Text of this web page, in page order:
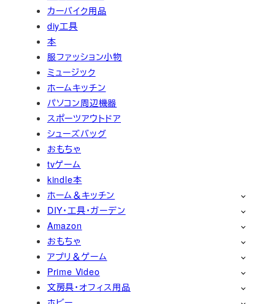
カーバイク用品
diy工具
本
服ファッション小物
ミュージック
ホームキッチン
パソコン周辺機器
スポーツアウトドア
シューズバッグ
おもちゃ
tvゲーム
kindle本
ホーム＆キッチン
DIY・工具・ガーデン
Amazon
おもちゃ
アプリ＆ゲーム
Prime Video
文房具・オフィス用品